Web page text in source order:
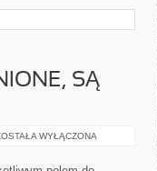
SĄ
WYŁĄCZONA